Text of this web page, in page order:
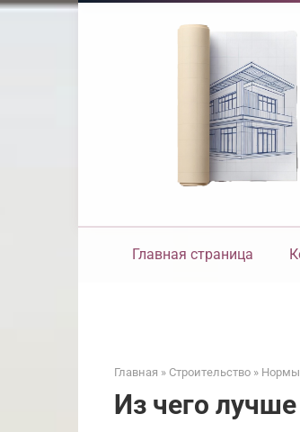
Перейти
Главная страница
Главная » Строительство » Нормы
Из чего